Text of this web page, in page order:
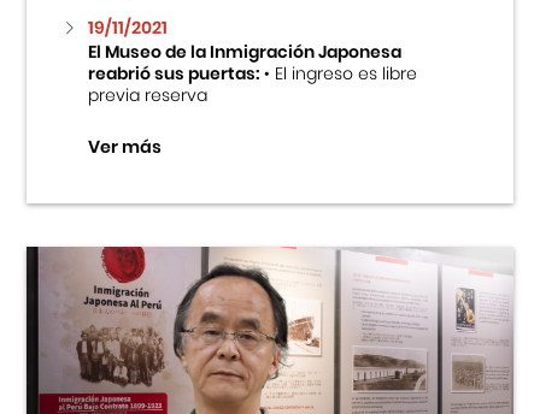
19/11/2021
El Museo de la Inmigración Japonesa
reabrió sus puertas:• El ingreso es libre
previa reserva
Ver más